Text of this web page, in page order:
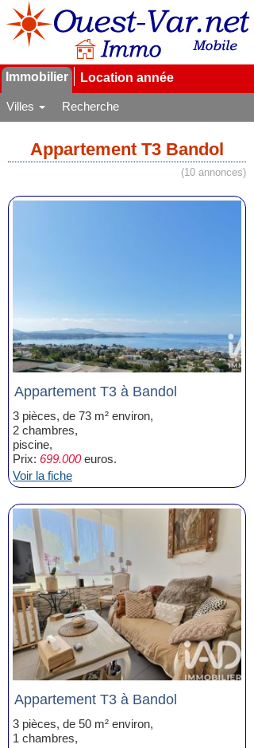
Immobilier Location année
Villes Recherche
Appartement T3 Bandol
(10 annonces)
Appartement T3 à Bandol
3 pièces, de 73 m² environ,
2 chambres,
piscine,
Prix: 699.000euros.
Voir la fiche
Appartement T3 à Bandol
3 pièces, de 50 m² environ,
1 chambres,